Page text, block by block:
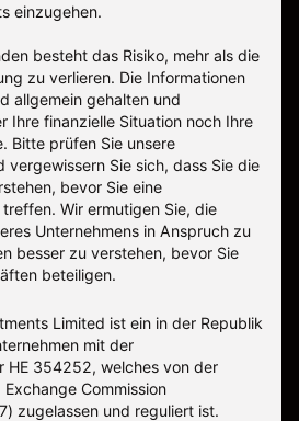
einzugehen.
besteht das Risiko, mehr als die
zu verlieren. Die Informationen
allgemein gehalten und
Ihre finanzielle Situation noch Ihre
Bitte prüfen Sie unsere
vergewissern Sie sich, dass Sie die
bevor Sie eine
Wir ermutigen Sie, die
Unternehmens in Anspruch zu
besser zu verstehen, bevor Sie
beteiligen.
Limited ist ein in der Republik
mit der
HE 354252, welches von der
Commission
zugelassen und reguliert ist.